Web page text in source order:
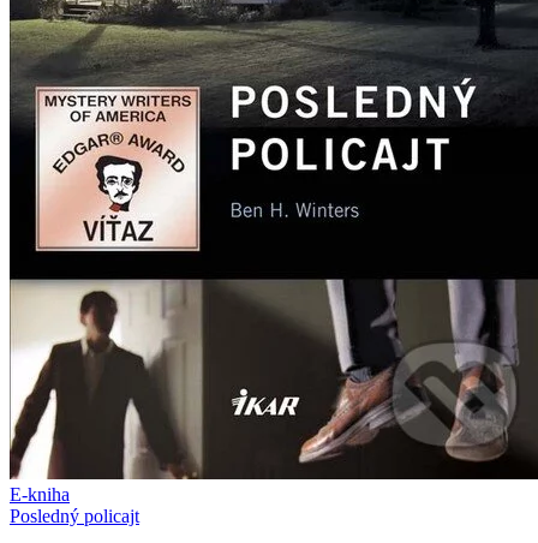
E-kniha
Posledný policajt